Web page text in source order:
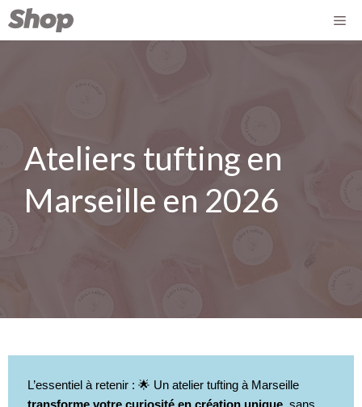
Ateliers tufting en
Marseille en 2026
L’essentiel à retenir : 🌟 Un atelier tufting à Marseille